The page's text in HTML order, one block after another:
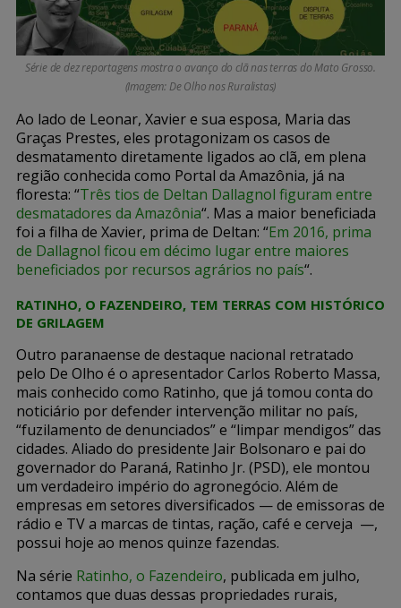
Série de dez reportagens mostra o avanço do clã nas terras do Mato Grosso.
(Imagem: De Olho nos Ruralistas)
Ao lado de Leonar, Xavier e sua esposa, Maria das
Graças Prestes, eles protagonizam os casos de
desmatamento diretamente ligados ao clã, em plena
região conhecida como Portal da Amazônia, já na
floresta: “Três tios de Deltan Dallagnol figuram entre
desmatadores da Amazônia“. Mas a maior beneficiada
foi a filha de Xavier, prima de Deltan: “Em 2016, prima
de Dallagnol ficou em décimo lugar entre maiores
beneficiados por recursos agrários no país“.
RATINHO, O FAZENDEIRO, TEM TERRAS COM HISTÓRICO
DE GRILAGEM
Outro paranaense de destaque nacional retratado
pelo De Olho é o apresentador Carlos Roberto Massa,
mais conhecido como Ratinho, que já tomou conta do
noticiário por defender intervenção militar no país,
“fuzilamento de denunciados” e “limpar mendigos” das
cidades. Aliado do presidente Jair Bolsonaro e pai do
governador do Paraná, Ratinho Jr. (PSD), ele montou
um verdadeiro império do agronegócio. Além de
empresas em setores diversificados — de emissoras de
rádio e TV a marcas de tintas, ração, café e cerveja —,
possui hoje ao menos quinze fazendas.
Na série Ratinho, o Fazendeiro, publicada em julho,
contamos que duas dessas propriedades rurais,